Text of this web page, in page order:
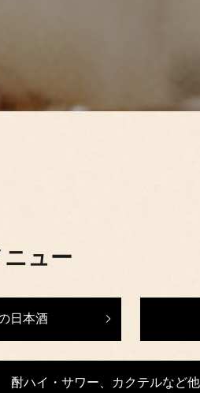
ュー
日本酒
酎ハイ・サワー、カクテルなど